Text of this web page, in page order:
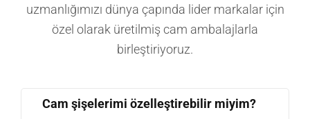
uzmanlığımızı dünya çapında lider markalar için
özel olarak üretilmiş cam ambalajlarla
birleştiriyoruz.
Cam şişelerimi özelleştirebilir miyim?